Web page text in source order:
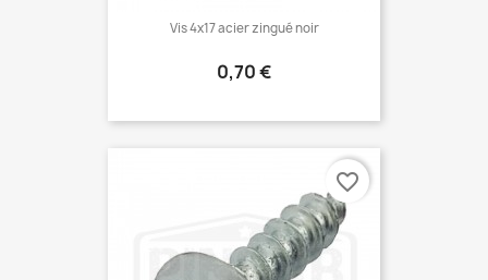
Vis 4x17 acier zingué noir
Prix
0,70 €
favorite_border